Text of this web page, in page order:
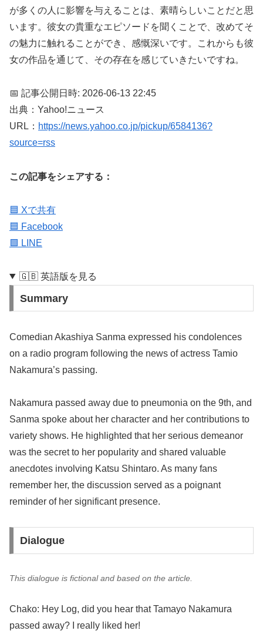
が多くの人に影響を与えることは、素晴らしいことだと思
います。彼女の貴重なエピソードを聞くことで、改めてそ
の魅力に触れることができ、感慨深いです。これからも彼
女の作品を通じて、その存在を感じていきたいですね。
📅 記事公開日時: 2026-06-13 22:45
出典：Yahoo!ニュース
URL： https://news.yahoo.co.jp/pickup/6584136?
source=rss
この記事をシェアする：
🟦 Xで共有
🟦 Facebook
🟩 LINE
🇬🇧 英語版を見る
Summary
Comedian Akashiya Sanma expressed his condolences
on a radio program following the news of actress Tamio
Nakamura’s passing.
Nakamura passed away due to pneumonia on the 9th, and
Sanma spoke about her character and her contributions to
variety shows. He highlighted that her serious demeanor
was the secret to her popularity and shared valuable
anecdotes involving Katsu Shintaro. As many fans
remember her, the discussion served as a poignant
reminder of her significant presence.
Dialogue
This dialogue is fictional and based on the article.
Chako: Hey Log, did you hear that Tamayo Nakamura
passed away? I really liked her!